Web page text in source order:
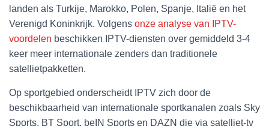
landen als Turkije, Marokko, Polen, Spanje, Italië en het
Verenigd Koninkrijk. Volgens onze analyse van IPTV-
voordelen beschikken IPTV-diensten over gemiddeld 3-4
keer meer internationale zenders dan traditionele
satellietpakketten.
Op sportgebied onderscheidt IPTV zich door de
beschikbaarheid van internationale sportkanalen zoals Sky
Sports, BT Sport, beIN Sports en DAZN die via satelliet-tv